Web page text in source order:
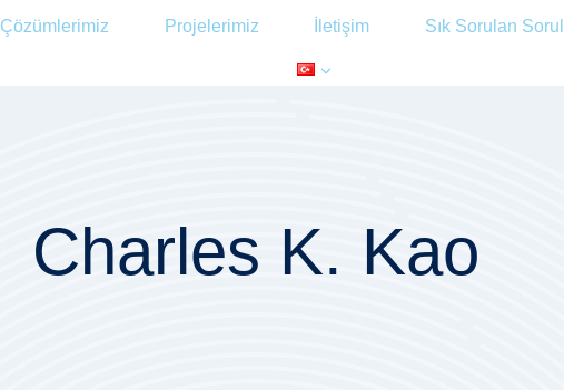
Çözümlerimiz Projelerimiz İletişim Sık Sorulan
Charles K. Kao